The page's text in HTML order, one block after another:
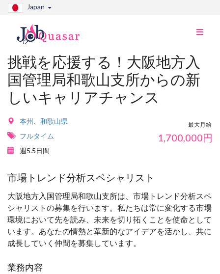
Japan
ナ
り
替
え
挑戦を応援する！大阪地方入
国管理局和歌山支所からの新
しいキャリアチャンス
本州
和歌山県
フルタイム
週5.5日間
最大月給
1,700,000円
市場トレンド分析スペシャリスト
大阪地方入国管理局和歌山支所は、市場トレンド分析スペ
シャリストの募集を行います。私たちは常に変化する市場
環境において先を読み、未来を切り拓くことを使命として
います。あなたの情熱と革新的なアイデアを活かし、共に
成長していく仲間を募集しています。
業務内容